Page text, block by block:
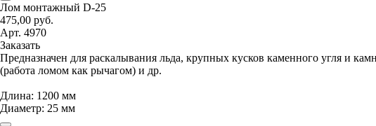
Лом монтажный D-25
475,00 руб.
Арт. 4970
Заказать
Предназначен для раскалывания льда, крупных кусков каменного угля и
(работа ломом как рычагом) и др.
Длина: 1200 мм
Диаметр: 25 мм